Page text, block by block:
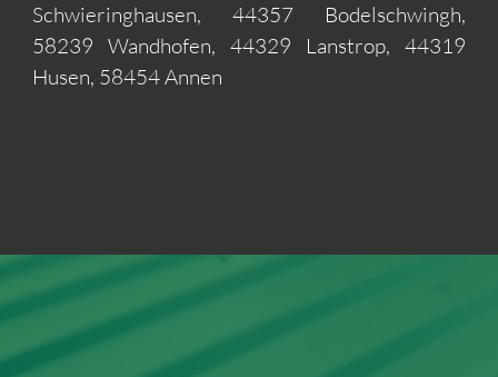
Schwieringhausen, 44357 Bodelschwingh,
58239 Wandhofen, 44329 Lanstrop, 44319
Husen, 58454 Annen